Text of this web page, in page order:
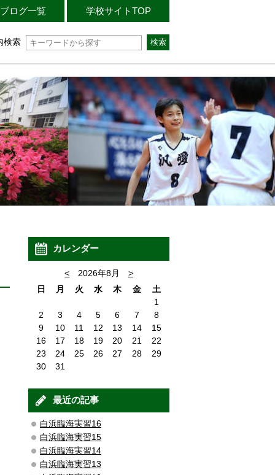
ブログ一覧 学校サイトTOP
検索
カレンダー
< 2026年8月
>
日
月 火 水 木 金
土
1
2
3 4 5 6 7
8
9
10 11 12 13 14
15
16
17 18 19 20 21
22
23
24 25 26 27 28
29
30
31
最近の記事
白浜臨海実習16
白浜臨海実習15
白浜臨海実習14
白浜臨海実習13